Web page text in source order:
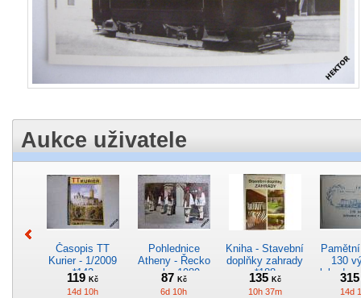
Aukce uživatele
Časopis TT
Kurier - 1/2009
*142
119Kč
14d 10h
Pohlednice
Atheny - Řecko
z roku 1989.
Nová nepoužitá
87 Kč
6d 10h
Kniha - Stavební
doplňky zahrady
*188
135 Kč
10h 37m
130
14d